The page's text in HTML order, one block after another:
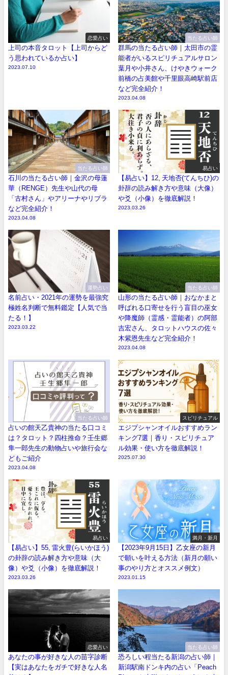
恋愛占い
上司の本音タロット【上司からど
う思われているか占い】
2023.07.10
当たる占い師
群馬の当たる占い師｜太田市の霊
能者がいるスピリチュアルサロン
葉月や小井さん、けやきウォーク
前橋の占美館や千里眼高崎駅前店
など完全紹介！
2023.04.08
当たる占い師
石川の当たる占い師｜金沢の母蓮
華（RENGE）先生や山代の母
「古村さん」やアリーナやリブラ
など完全紹介！
2023.04.08
易占い
【易占い】12, 天地否(てんちひ)の
卦辞の読み解き方や意味（大像）
や爻（小像）を徹底解説！
2023.03.26
運勢占い
名前占い・2021年の運勢を最強究
極姓名判断で無料鑑定【人気で当
たる！】
2023.03.22
当たる占い師
山形の当たる占い師｜おなかまと
呼ばれる口寄せを行う盲目の巫女
や降魔師（霊感・霊能者）の阿部
吉宏さん、タロットハウスの佐々
木紫恩先生など完全紹介！
2023.04.08
当たる占い師
占いの館天乙貴神の当たる口コミ
は？タロット？四柱推命？壬生郷
隼一郎先生の動物占いや旅行会な
どもご紹介
2023.04.08
スピリチュアル
エジプシャンオイルおすすめラン
キング7選｜香り・スピリチュア
ル効果・使い方を徹底解説！
2025.07.30
易占い
【易占い】55, 雷火豊(らいかほう)
の卦辞の読み解き方や意味（大
像）や爻（小像）を徹底解説！
2023.03.26
満月・新月
【2023年9月15日】乙女座の新月
で願いを叶える方法（新月の願い
事のやり方とオススメ例文）
2023.01.15
恋愛占い
あなたの事が好きな人の苗字診断
【実はあなたをガチで好きな人名
当たる占い師
恐ろしい程当たる新潟の占い師｜
新潟駅南ドンキ内の占い「Peach